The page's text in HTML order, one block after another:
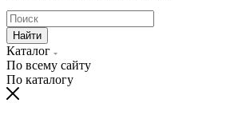
Найти
Каталог
По всему сайту
По каталогу